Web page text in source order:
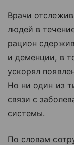
Врачи
людей в
рацион
и деменции, в
ускорял
Но ни один из
связи с
системы.
По словам